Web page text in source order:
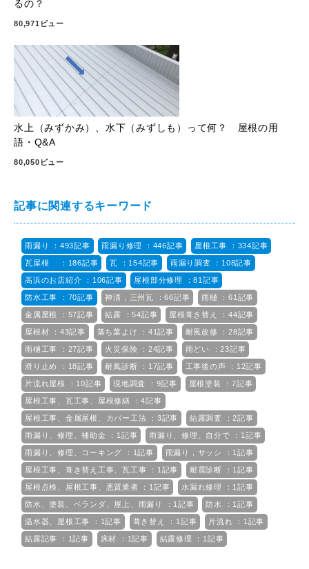
るの？
80,971ビュー
水上（みずかみ）、水下（みずしも）って何？ 屋根の用
語・Q&A
80,050ビュー
記事に関連するキーワード
雨漏り ：493記事 雨漏り修理 ：446記事 屋根工事 ：334記事
瓦屋根 ：186記事 瓦 ：154記事 雨漏り調査 ：108記事
高浜のお店紹介 ：106記事 屋根部分修理 ：81記事
防水工事 ：70記事 神清，三州瓦 ：66記事 雨樋 ：61記事
金属屋根 ：57記事 結露 ：54記事 屋根葺き替え ：44記事
屋根材 ：43記事 落ち葉よけ ：41記事 耐風改修 ：28記事
雨樋工事 ：27記事 火災保険 ：24記事 雨どい ：23記事
滑り止め ：18記事 耐風診断 ：17記事 工事後の声 ：12記事
片流れ屋根 ：10記事 現地調査 ：9記事 屋根塗装 ：7記事
屋根工事、瓦工事、屋根修繕 ：4記事
屋根工事、金属屋根、カバー工法 ：3記事 結露調査 ：2記事
雨漏り、修理、補助金 ：1記事 雨漏り、修理、自分で ：1記事
雨漏り、修理、コーキング ：1記事 雨漏り，サッシ ：1記事
屋根工事、葺き替え工事、瓦工事 ：1記事 耐震診断 ：1記事
屋根点検、屋根工事、悪質業者 ：1記事 水漏れ修理 ：1記事
防水、塗装、ベランダ、屋上、雨漏り ：1記事 防水 ：1記事
温水器、屋根工事 ：1記事 葺き替え ：1記事 片流れ ：1記事
結露記事 ：1記事 床材 ：1記事 結露修理 ：1記事